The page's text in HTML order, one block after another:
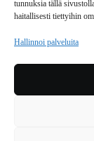
tunnuksia tällä
haitallisesti tiettyihin
Hallinnoi palveluita
JAKELUPAIKAT
TILAUKSEN